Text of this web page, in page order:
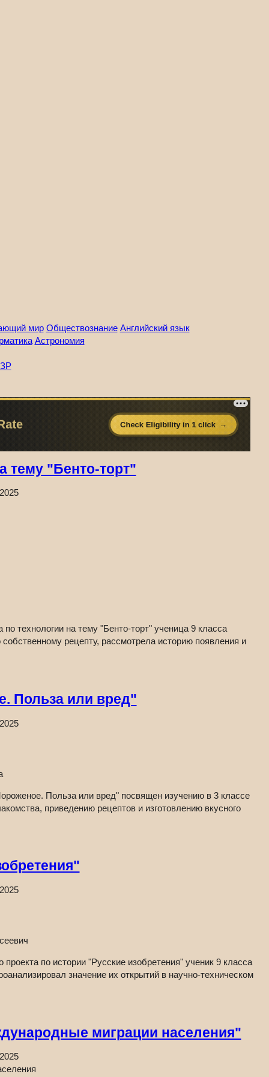
мир Обществознание Английский язык
Астрономия
тему "Бенто-торт"
технологии на тему "Бенто-торт" ученица 9 класса
рецепту, рассмотрела историю появления и
Польза или вред"
Польза или вред" посвящен изучению в 3 классе
приведению рецептов и изготовлению вкусного
по истории "Русские изобретения" ученик 9 класса
значение их открытий в научно-техническом
миграции населения"